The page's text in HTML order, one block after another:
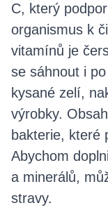
C, který
organismus k
vitamínů je
se sáhnout i
kysané zelí,
výrobky.
bakterie, které
Abychom
a minerálů,
stravy.